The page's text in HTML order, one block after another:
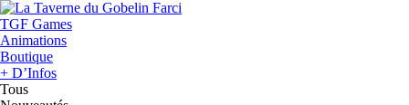
TGF Games
Animations
Boutique
+ D’Infos
Tous